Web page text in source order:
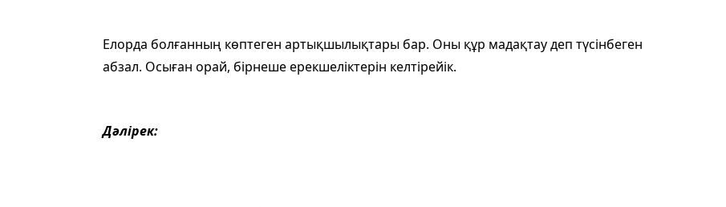
Елорда болғанның көптеген артықшы­лықтары бар. Оны құр мадақтау деп түсінбе­ген
абзал. Осыған орай, бірнеше ерекшелік­терін келтірейік.
Дәлірек: